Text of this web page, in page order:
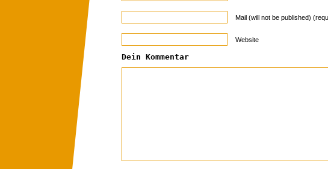
Mail (will not be published)
Website
Dein Kommentar